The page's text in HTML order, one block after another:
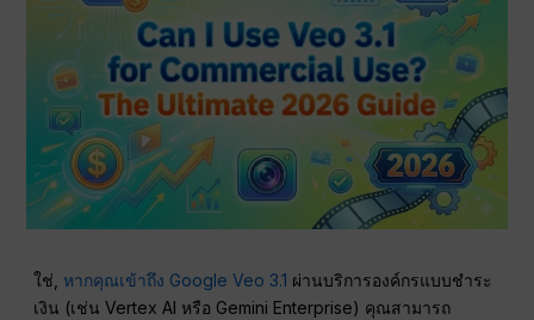
ใช่, หากคุณเข้าถึง Google Veo 3.1 ผ่านบริการองค์กรแบบชำระ
เงิน (เช่น Vertex AI หรือ Gemini Enterprise) คุณสามารถ